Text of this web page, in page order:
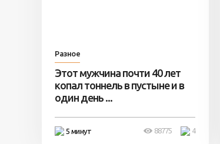
Разное
Этот мужчина почти 40 лет
копал тоннель в пустыне и в
один день ...
5 минут 4
88775